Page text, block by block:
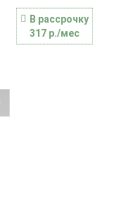
В рассрочку
317 р./мес